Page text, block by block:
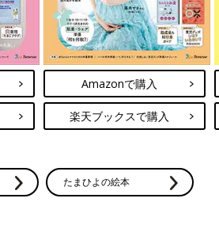
Amazonで購入
楽天ブックスで購入
たまひよの絵本